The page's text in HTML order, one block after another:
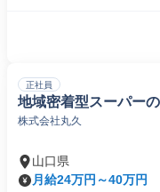
正社員
地域密着型スーパー
株式会社丸久
山口県
月給24万円～40万円